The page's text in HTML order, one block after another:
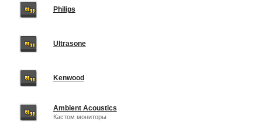
Philips
Ultrasone
Kenwood
Ambient Acoustics
Кастом мониторы